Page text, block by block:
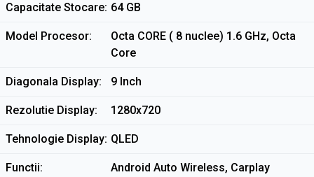
Capacitate Stocare 64 GB
Model Procesor
Octa CORE ( 8 nuclee) 1.6 GHz, Octa
Core
Diagonala Display 9 Inch
Rezolutie Display 1280x720
Tehnologie Display QLED
Functii
Android Auto Wireless, Carplay